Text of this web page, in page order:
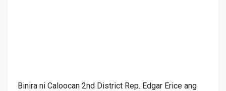
Binira ni Caloocan 2nd District Rep. Edgar Erice ang